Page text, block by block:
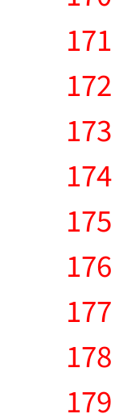
171
172
173
174
175
176
177
178
179